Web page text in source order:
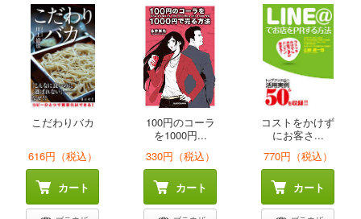
こだわりバカ
616円（税込）
カート
100円のコーラ
を1000円...
330円（税込）
カート
コストをかけず
にお客さ...
770円（税込）
カート